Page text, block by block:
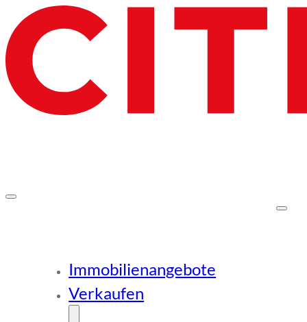
Immobilienangebote
Verkaufen